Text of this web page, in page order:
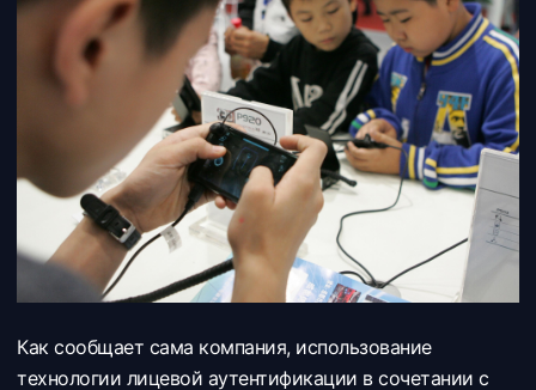
Как сообщает сама компания, использование
технологии лицевой аутентификации в сочетании с